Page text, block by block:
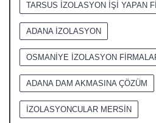
TARSUS İZOLASYON İŞİ YAPAN
ADANA İZOLASYON
OSMANİYE İZOLASYON
ADANA DAM AKMASINA ÇÖZÜM
İZOLASYONCULAR MERSİN